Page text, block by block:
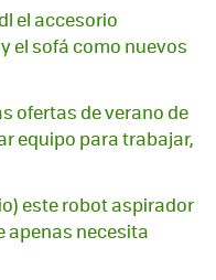
el accesorio
el sofá como nuevos
ofertas de verano de
equipo para trabajar,
este robot aspirador
apenas necesita